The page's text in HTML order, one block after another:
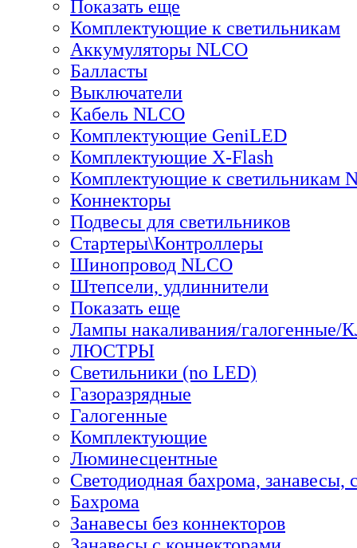
Показать еще
Комплектующие к светильникам
Аккумуляторы NLCO
Балласты
Выключатели
Кабель NLCO
Комплектующие GeniLED
Комплектующие X-Flash
Комплектующие к светильникам
Коннекторы
Подвесы для светильников
Стартеры\Контроллеры
Шинопровод NLCO
Штепсели, удлиннители
Показать еще
Лампы накаливания/галогенные/
ЛЮСТРЫ
Светильники (no LED)
Газоразрядные
Галогенные
Комплектующие
Люминесцентные
Светодиодная бахрома, занавесы,
Бахрома
Занавесы без коннекторов